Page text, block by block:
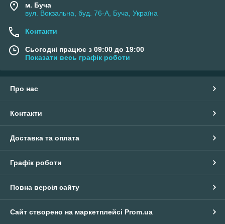
м. Буча
вул. Вокзальна, буд. 76-А, Буча, Україна
Контакти
Сьогодні працює з 09:00 до 19:00
Показати весь графік роботи
Про нас
Контакти
Доставка та оплата
Графік роботи
Повна версія сайту
Сайт створено на маркетплейсі Prom.ua